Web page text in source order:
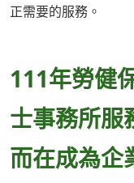
正需要的服務。
111年勞健
士事務所服
而在成為企